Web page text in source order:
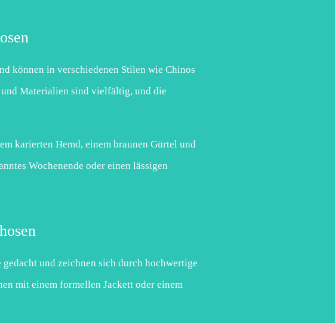
können in verschiedenen Stilen wie Chinos
und Materialien sind vielfältig, und die
karierten Hemd, einem braunen Gürtel und
Wochenende oder einen lässigen
und zeichnen sich durch hochwertige
mit einem formellen Jackett oder einem